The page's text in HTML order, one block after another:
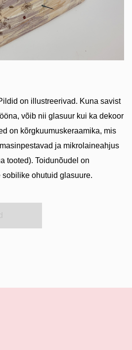
on illustreerivad. Kuna savist
võib nii glasuur kui ka dekoor
on kõrgkuumuskeraamika, mis
ja mikrolaineahjus
tooted). Toidunõudel on
ohutuid glasuure.